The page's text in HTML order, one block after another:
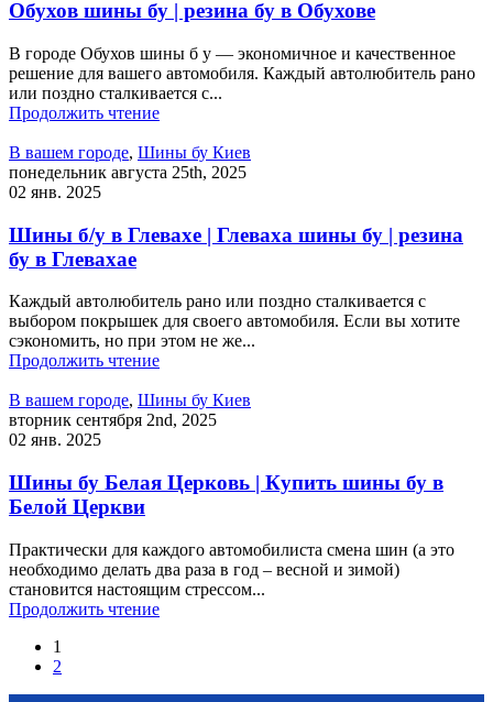
Обухов шины бу | резина бу в Обухове
В городе Обухов шины б у — экономичное и качественное
решение для вашего автомобиля. Каждый автолюбитель рано
или поздно сталкивается с...
Продолжить чтение
В вашем городе, Шины бу Киев
понедельник августа 25th, 2025
02 янв. 2025
Шины б/у в Глевахе | Глеваха шины бу | резина
бу в Глевахае
Каждый автолюбитель рано или поздно сталкивается с
выбором покрышек для своего автомобиля. Если вы хотите
сэкономить, но при этом не же...
Продолжить чтение
В вашем городе, Шины бу Киев
вторник сентября 2nd, 2025
02 янв. 2025
Шины бу Белая Церковь | Купить шины бу в
Белой Церкви
Практически для каждого автомобилиста смена шин (а это
необходимо делать два раза в год – весной и зимой)
становится настоящим стрессом...
Продолжить чтение
1
2